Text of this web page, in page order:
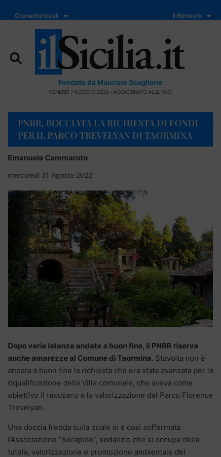
Cronache locali Il Network
Fondato da Maurizio Scaglione
VENERDÌ 7 AGOSTO 2026 - AGGIORNATO ALLE 18:01
PNRR, BOCCIATA LA RICHIESTA DI FONDI
PER IL PARCO TREVELYAN DI TAORMINA
Emanuele Cammaroto
mercoledì 31 Agosto 2022
Dopo varie istanze andate a buon fine, il PNRR riserva
anche amarezze al Comune di Taormina. Stavolta non è
andata a buon fine la richiesta che era stata avanzata per la
riqualificazione della Villa comunale, che aveva come
obiettivo il recupero e la valorizzazione del Parco Florence
Trevelyan.
Una doccia fredda sulla quale si è così soffermata
l’Associazione “Serapide”, sodalizio che si occupa della
tutela, valorizzazione e promozione ambientale del